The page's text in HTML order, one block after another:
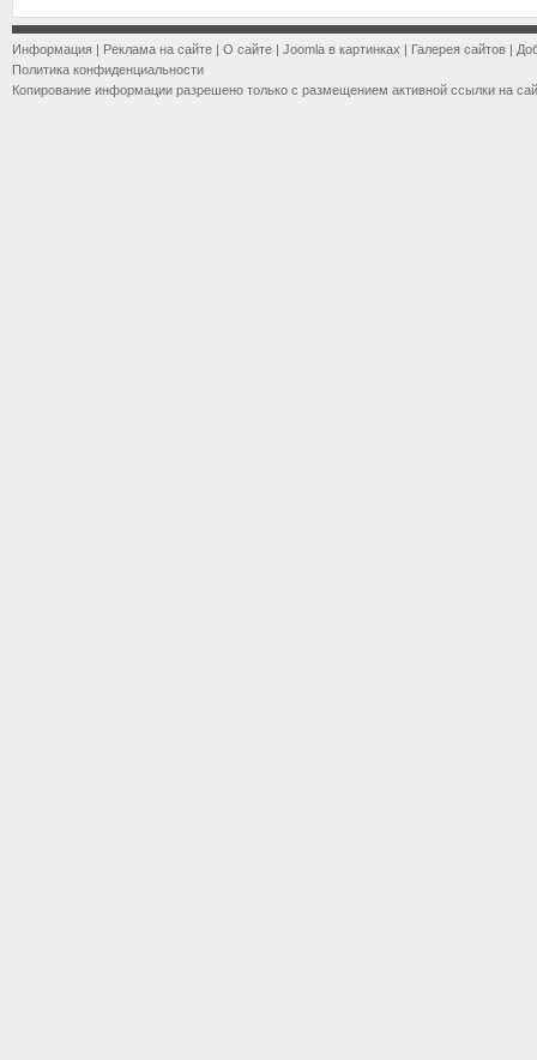
Информация | Реклама на сайте | О сайте | Joomla в картинках | Галерея сайтов |
Политика конфиденциальности
Копирование информации разрешено только с размещением активной ссылки на